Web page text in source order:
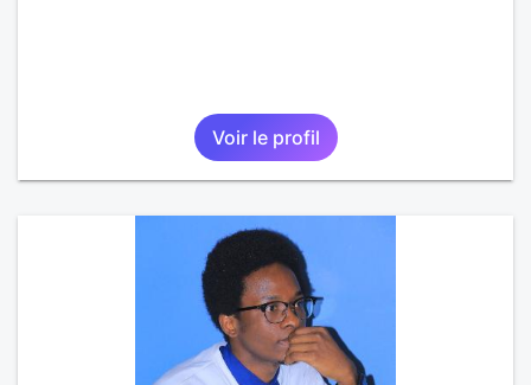
Voir le profil